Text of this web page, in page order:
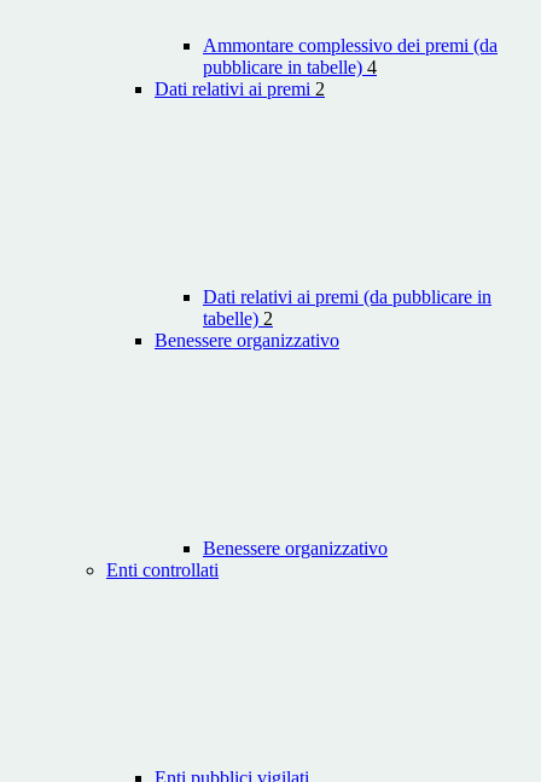
Ammontare complessivo dei premi (da
pubblicare in tabelle) 4
Dati relativi ai premi 2
Dati relativi ai premi (da pubblicare in
tabelle) 2
Benessere organizzativo
Benessere organizzativo
Enti controllati